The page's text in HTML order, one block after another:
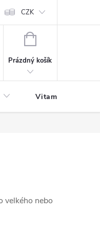
Formulář pro odstoupení od
CZK
NÁKUPNÍ
Prázdný košík
Vitamíny a
velkého nebo